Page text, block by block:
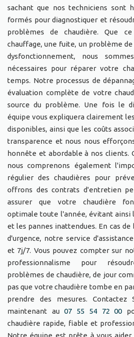
sachant que nos techniciens sont
formés pour diagnostiquer et
problèmes de chaudière. Que
chauffage, une fuite, un problème
dysfonctionnement, nous
nécessaires pour réparer votre
temps. Notre processus de
évaluation complète de votre
source du problème. Une fois le
équipe vous expliquera clairement
disponibles, ainsi que les coûts
transparence et nous nous
honnête et abordable à nos clients.
nous comprenons également
régulier des chaudières pour
offrons des contrats d'entretien
assurer que votre chaudière
optimale toute l'année, évitant ainsi
et les pannes inattendues. En cas de
d'urgence, notre service
et 7j/7. Vous pouvez compter sur
professionnalisme pour
problèmes de chaudière, de jour
pas que votre chaudière tombe en
prendre des mesures. Contactez
maintenant au07 55 54 72 00
chaudière rapide, fiable et
Notre équipe est prête à vous